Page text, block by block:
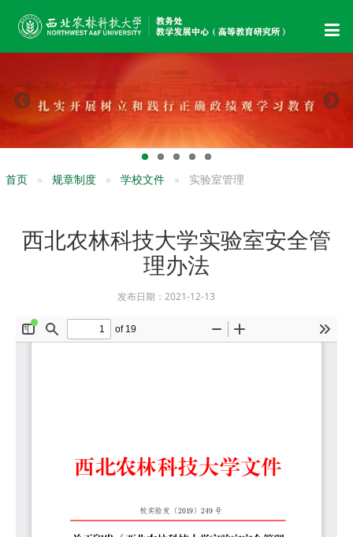
首页 规章制度 学校文件 实验室管理
西北农林科技大学实验室安全管
理办法
发布日期：2021-12-13